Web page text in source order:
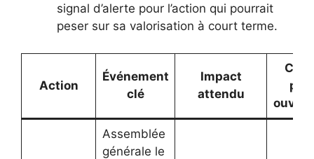
signal d’alerte pour l’action qui pourrait
peser sur sa valorisation à court terme.
Action
Événement
clé
Impact
attendu
pré-
Assemblée
générale le